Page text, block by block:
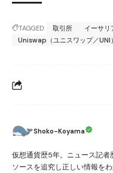
TAGGED: 取引所 イーサリ
Uniswap（ユニスワップ／UNI）
Shoko-Koyama
仮想通貨歴5年。ニュース記
ソースを追究し正しい情報を